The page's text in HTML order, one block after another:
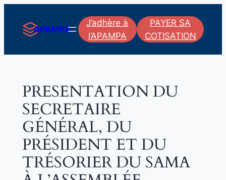
contenu
APAMPA
J’adhère à
l’APAMPA
PAYER SA
COTISATION
PRESENTATION DU
SECRETAIRE
GÉNÉRAL, DU
PRÉSIDENT ET DU
TRÉSORIER DU SAMA